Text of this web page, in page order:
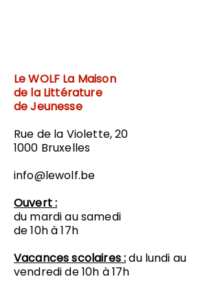
Le WOLF La Maison
de la Littérature
de Jeunesse
Rue de la Violette, 20
1000 Bruxelles
info@lewolf.be
Ouvert :
du mardi au samedi
de 10h à 17h
Vacances scolaires :du lundi au
vendredi de 10h à 17h